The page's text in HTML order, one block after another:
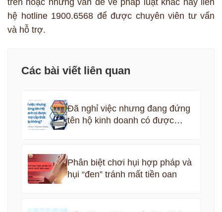
trên hoặc những vấn đề về pháp luật khác hãy liên
hệ hotline 1900.6568 để được chuyên viên tư vấn
và hỗ trợ.
Các bài viết liên quan
Đã nghỉ việc nhưng đang đứng
tên hộ kinh doanh có được
Phân biệt chơi hụi hợp pháp và
hụi “đen” tránh mất tiền oan